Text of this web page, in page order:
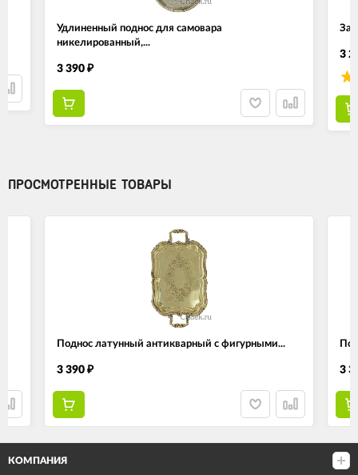
Удлиненный поднос для самовара
никелированный,...
3 390 ₽
3
ПРОСМОТРЕННЫЕ ТОВАРЫ
Поднос латунный антикварный с фигурными...
3 390 ₽ 3
КОМПАНИЯ